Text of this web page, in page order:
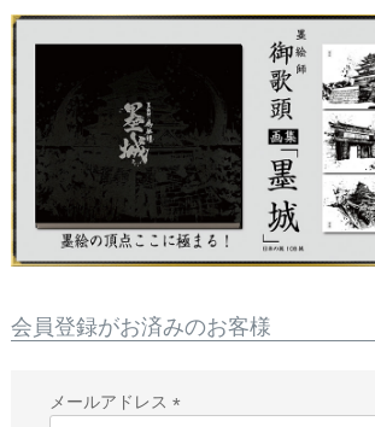
会員登録がお済みのお客様
メールアドレス